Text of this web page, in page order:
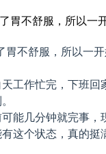
胃不舒服，所以一
不舒服，所以一
工作忙完，下班
能几分钟就完事
这个状态，真的挺